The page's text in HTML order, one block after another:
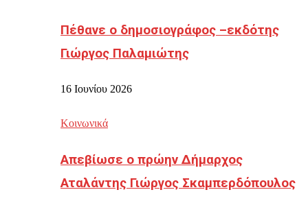
Πέθανε ο δημοσιογράφος –εκδότης
Γιώργος Παλαμιώτης
16 Ιουνίου 2026
Κοινωνικά
Απεβίωσε ο πρώην Δήμαρχος
Αταλάντης Γιώργος Σκαμπερδόπουλος